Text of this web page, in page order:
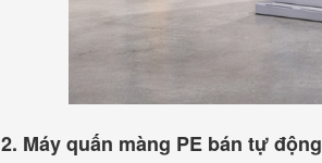
2. Máy quấn màng PE bán tự động